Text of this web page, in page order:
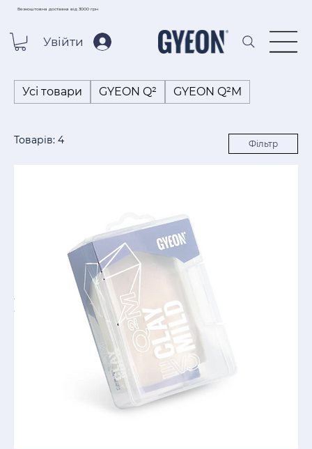
Безкоштовна доставка від 3000 грн
Увійти
Усі товари GYEON Q² GYEON Q²M
Товарів: 4 Фільтр